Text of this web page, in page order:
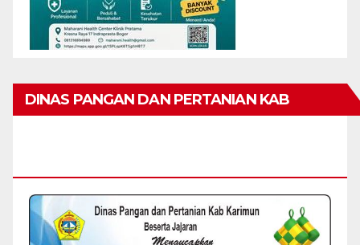
DINAS PANGAN DAN PERTANIAN KAB